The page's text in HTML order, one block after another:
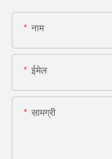
नाम
ईमेल
सामग्री